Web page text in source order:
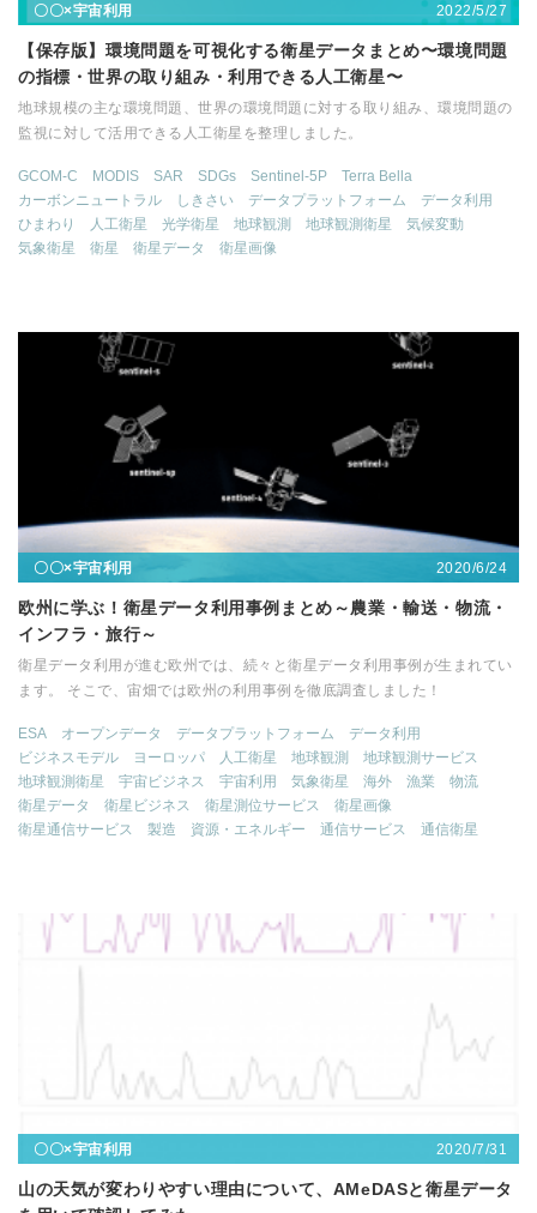
〇〇×宇宙利用 2022/5/27
【保存版】環境問題を可視化する衛星データまとめ〜環境問題
の指標・世界の取り組み・利用できる人工衛星〜
地球規模の主な環境問題、世界の環境問題に対する取り組み、環境問題の
監視に対して活用できる人工衛星を整理しました。
GCOM-C MODIS SAR SDGs Sentinel-5P
Terra Bella
カーボンニュートラル
しきさい データプラットフォーム
データ利用
ひまわり
人工衛星 光学衛星 地球観測 地球観測衛星
気候変動
気象衛星
衛星 衛星データ 衛星画像
〇〇×宇宙利用 2020/6/24
欧州に学ぶ！衛星データ利用事例まとめ～農業・輸送・物流・
インフラ・旅行～
衛星データ利用が進む欧州では、続々と衛星データ利用事例が生まれてい
ます。 そこで、宙畑では欧州の利用事例を徹底調査しました！
ESA オープンデータ データプラットフォーム
データ利用
ビジネスモデル
ヨーロッパ 人工衛星 地球観測
地球観測サービス
地球観測衛星
宇宙ビジネス 宇宙利用 気象衛星 海外 漁業
物流
衛星データ
衛星ビジネス 衛星測位サービス
衛星画像
衛星通信サービス
製造 資源・エネルギー 通信サービス 通信衛星
〇〇×宇宙利用 2020/7/31
山の天気が変わりやすい理由について、AMeDASと衛星データ